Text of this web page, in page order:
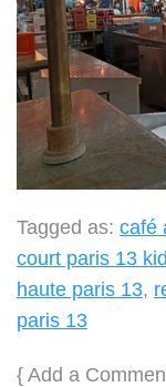
Tagged as: café
court paris 13
haute paris 13,
paris 13
{ Add a